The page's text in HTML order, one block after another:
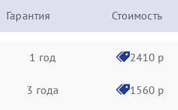
Гарантия Стоимость
1 год 2410 р
3 года 1560 р